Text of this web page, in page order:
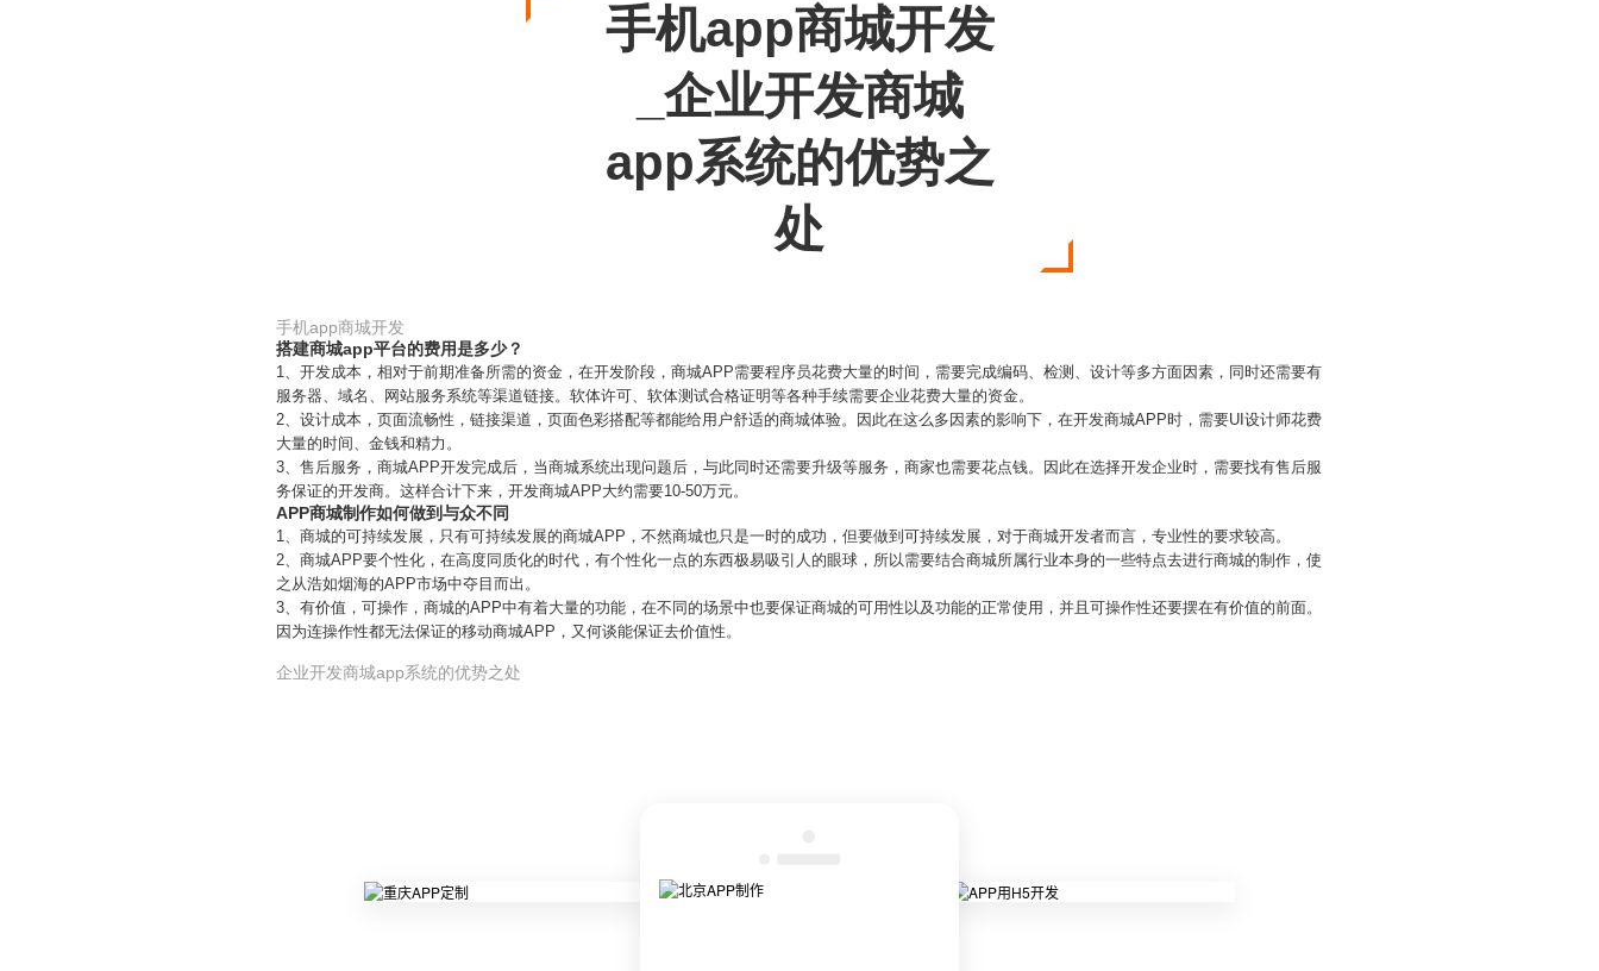
手机app商城开发
_企业开发商城
app系统的优势之
处
手机app商城开发
搭建商城app平台的费用是多少？
1、开发成本，相对于前期准备所需的资金，在开发阶段，商城APP需要程序员花费大量的时间，需要完成编码、检测、设计等多方面因素，同时还需要有
服务器、域名、网站服务系统等渠道链接。软体许可、软体测试合格证明等各种手续需要企业花费大量的资金。
2、设计成本，页面流畅性，链接渠道，页面色彩搭配等都能给用户舒适的商城体验。因此在这么多因素的影响下，在开发商城APP时，需要UI设计师花费
大量的时间、金钱和精力。
3、售后服务，商城APP开发完成后，当商城系统出现问题后，与此同时还需要升级等服务，商家也需要花点钱。因此在选择开发企业时，需要找有售后服
务保证的开发商。这样合计下来，开发商城APP大约需要10-50万元。
APP商城制作如何做到与众不同
1、商城的可持续发展，只有可持续发展的商城APP，不然商城也只是一时的成功，但要做到可持续发展，对于商城开发者而言，专业性的要求较高。
2、商城APP要个性化，在高度同质化的时代，有个性化一点的东西极易吸引人的眼球，所以需要结合商城所属行业本身的一些特点去进行商城的制作，使
之从浩如烟海的APP市场中夺目而出。
3、有价值，可操作，商城的APP中有着大量的功能，在不同的场景中也要保证商城的可用性以及功能的正常使用，并且可操作性还要摆在有价值的前面。
因为连操作性都无法保证的移动商城APP，又何谈能保证去价值性。
企业开发商城app系统的优势之处